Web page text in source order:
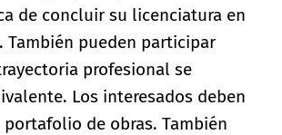
de concluir su licenciatura en
También pueden participar
profesional se
Los interesados deben
de obras. También